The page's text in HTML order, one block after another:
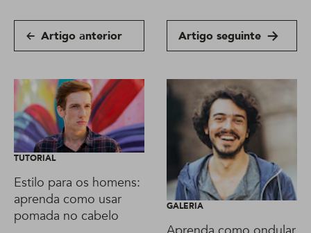
Artigo anterior Artigo seguinte
TUTORIAL
Estilo para os homens:
aprenda como usar
pomada no cabelo
GALERIA